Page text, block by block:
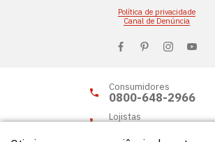
Política de privacidade
Canal de Denúncia
Consumidores
0800-648-2966
Lojistas